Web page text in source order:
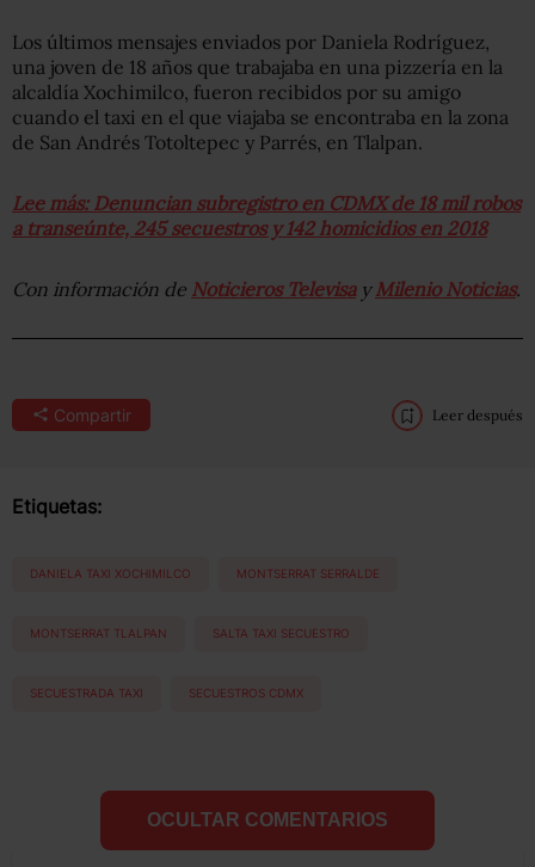
Los últimos mensajes enviados por Daniela Rodríguez,
una joven de 18 años que trabajaba en una pizzería en la
alcaldía Xochimilco, fueron recibidos por su amigo
cuando el taxi en el que viajaba se encontraba en la zona
de San Andrés Totoltepec y Parrés, en Tlalpan.
Lee más: Denuncian subregistro en CDMX de 18 mil robos
a transeúnte, 245 secuestros y 142 homicidios en 2018
Con información de Noticieros Televisay Milenio Noticias.
Compartir Leer después
Etiquetas:
DANIELA TAXI XOCHIMILCO MONTSERRAT SERRALDE
MONTSERRAT TLALPAN SALTA TAXI SECUESTRO
SECUESTRADA TAXI SECUESTROS CDMX
OCULTAR COMENTARIOS